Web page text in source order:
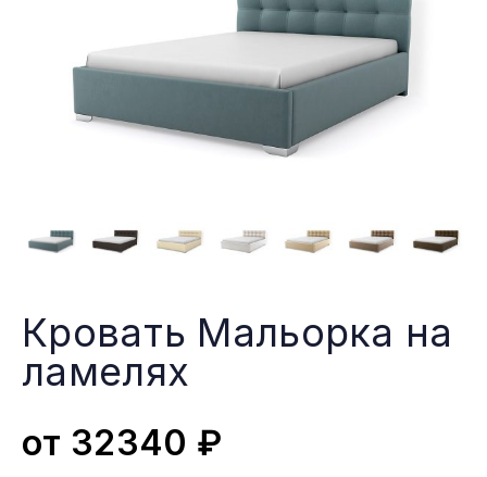
Кровать Мальорка на
ламеляx
от 32340 ₽